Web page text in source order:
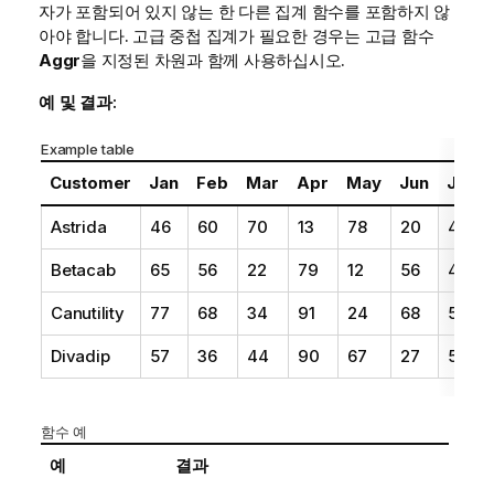
자가 포함되어 있지 않는 한 다른 집계 함수를 포함하지 않
아야 합니다. 고급 중첩 집계가 필요한 경우는 고급 함수
Aggr을 지정된 차원과 함께 사용하십시오.
예 및 결과:
Example table
Customer Jan Feb Mar Apr May Jun Jul
Astrida 46 60 70 13 78 20 45
Betacab 65 56 22 79 12 56 45
Canutility 77 68 34 91 24 68 57
Divadip 57 36 44 90 67 27 57
함수 예
예 결과